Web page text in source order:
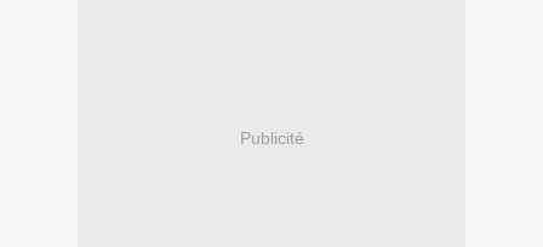
Publicité